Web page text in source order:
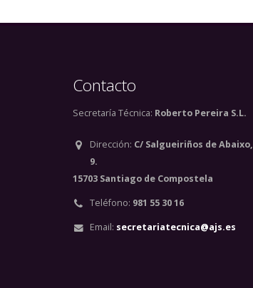
Contacto
Secretaría Técnica: Roberto Pereira S.L.
Dirección: C/ Salgueiriños de Abaixo,
9.
15703 Santiago de Compostela
Teléfono: 981 55 30 16
Email: secretariatecnica@ajs.es